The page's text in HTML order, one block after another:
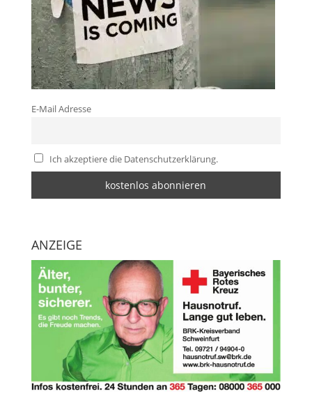
E-Mail Adresse
Ich akzeptiere die Datenschutzerklärung.
ANZEIGE